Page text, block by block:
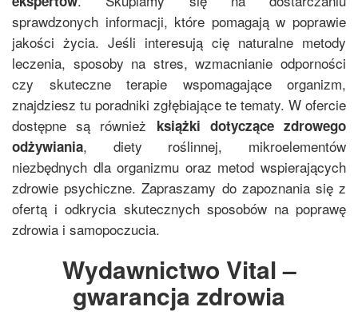
sprawdzonych informacji, które pomagają w poprawie
jakości życia. Jeśli interesują cię naturalne metody
leczenia, sposoby na stres, wzmacnianie odporności
czy skuteczne terapie wspomagające organizm,
znajdziesz tu poradniki zgłębiające te tematy. W ofercie
dostępne są również książki dotyczące zdrowego
odżywiania, diety roślinnej, mikroelementów
niezbędnych dla organizmu oraz metod wspierających
zdrowie psychiczne. Zapraszamy do zapoznania się z
ofertą i odkrycia skutecznych sposobów na poprawę
zdrowia i samopoczucia.
Wydawnictwo Vital –
gwarancja zdrowia